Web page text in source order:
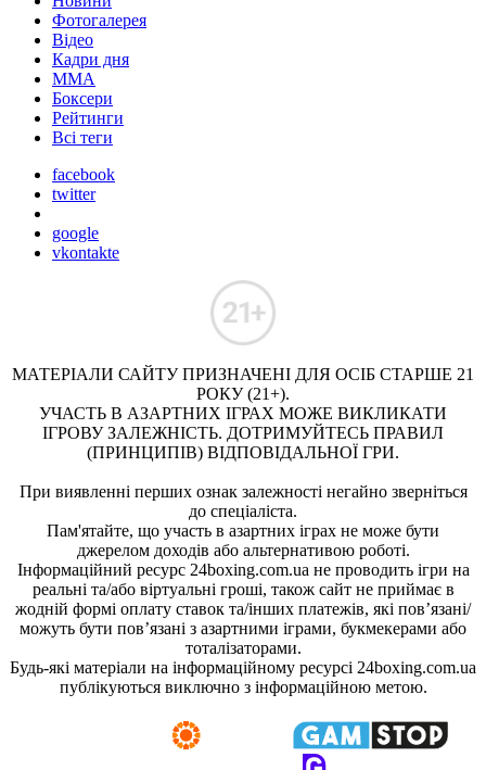
Фотогалерея
Відео
Кадри дня
ММА
Боксери
Рейтинги
Всі теги
facebook
twitter
google
vkontakte
МАТЕРІАЛИ САЙТУ ПРИЗНАЧЕНІ ДЛЯ ОСІБ СТАРШЕ 21
РОКУ (21+).
УЧАСТЬ В АЗАРТНИХ ІГРАХ МОЖЕ ВИКЛИКАТИ
ІГРОВУ ЗАЛЕЖНІСТЬ. ДОТРИМУЙТЕСЬ ПРАВИЛ
(ПРИНЦИПІВ) ВІДПОВІДАЛЬНОЇ ГРИ.
При виявленні перших ознак залежності негайно зверніться
до спеціаліста.
Пам'ятайте, що участь в азартних іграх не може бути
джерелом доходів або альтернативою роботі.
Інформаційний ресурс 24boxing.com.ua не проводить ігри на
реальні та/або віртуальні гроші, також сайт не приймає в
жодній формі оплату ставок та/інших платежів, які пов’язані/
можуть бути пов’язані з азартними іграми, букмекерами або
тоталізаторами.
Будь-які матеріали на інформаційному ресурсі 24boxing.com.ua
публікуються виключно з інформаційною метою.